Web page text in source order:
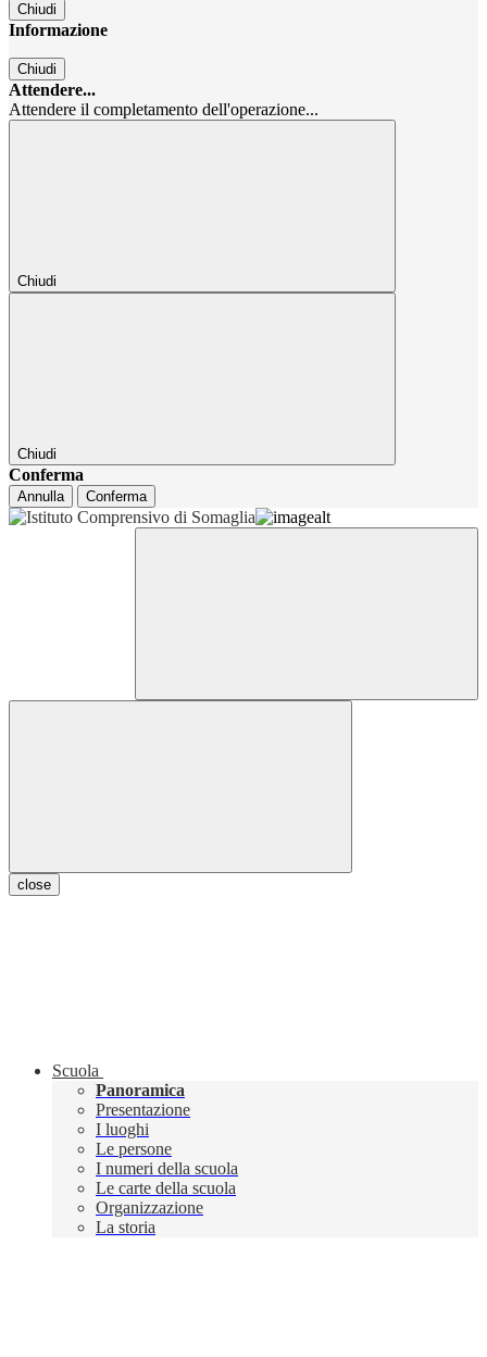
Chiudi
Informazione
Chiudi
Attendere...
Attendere il completamento dell'operazione...
Chiudi
Chiudi
Conferma
Annulla Conferma
close
Scuola
Panoramica
Presentazione
I luoghi
Le persone
I numeri della scuola
Le carte della scuola
Organizzazione
La storia